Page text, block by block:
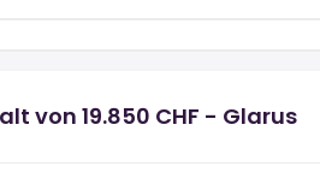
von 19.850 CHF - Glarus